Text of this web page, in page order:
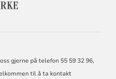
KONTAKTINFORMASJON
gjerne på telefon 55 59 32 96,
til å ta kontakt